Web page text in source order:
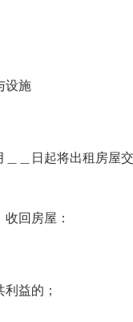
设施
＿日起将出租房屋
回房屋：
益的；